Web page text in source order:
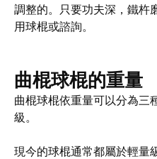
調整的。只要功夫深，鐵杵
用球棍或諮詢。
曲棍球棍的重量
曲棍球棍依重量可以分為三
級。
現今的球棍通常都屬於輕量